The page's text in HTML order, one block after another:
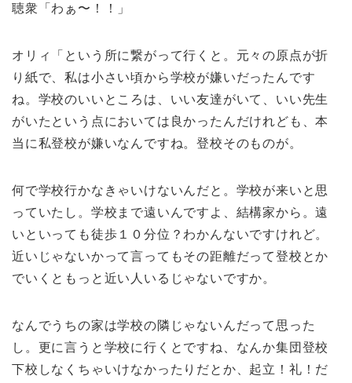
聴衆「わぁ〜！！」
オリィ「という所に繋がって行くと。元々の原点が折
り紙で、私は小さい頃から学校が嫌いだったんです
ね。学校のいいところは、いい友達がいて、いい先生
がいたという点においては良かったんだけれども、本
当に私登校が嫌いなんですね。登校そのものが。
何で学校行かなきゃいけないんだと。学校が来いと思
っていたし。学校まで遠いんですよ、結構家から。遠
いといっても徒歩１０分位？わかんないですけれど。
近いじゃないかって言ってもその距離だって登校とか
でいくともっと近い人いるじゃないですか。
なんでうちの家は学校の隣じゃないんだって思った
し。更に言うと学校に行くとですね、なんか集団登校
下校しなくちゃいけなかったりだとか、起立！礼！だ